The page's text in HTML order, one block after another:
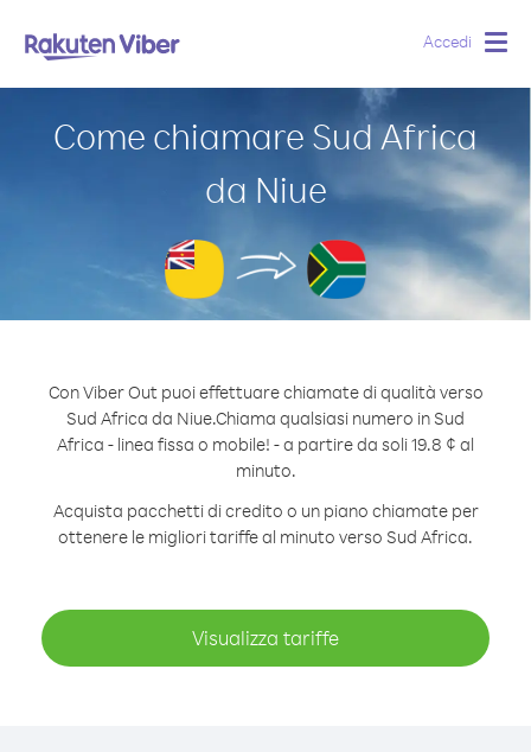
Accedi
Come chiamare Sud Africa
da Niue
Con Viber Out puoi effettuare chiamate di qualità verso
Sud Africa da Niue.Chiama qualsiasi numero in Sud
Africa - linea fissa o mobile! - a partire da soli 19.8 ¢ al
minuto.
Acquista pacchetti di credito o un piano chiamate per
ottenere le migliori tariffe al minuto verso Sud Africa.
Visualizza tariffe